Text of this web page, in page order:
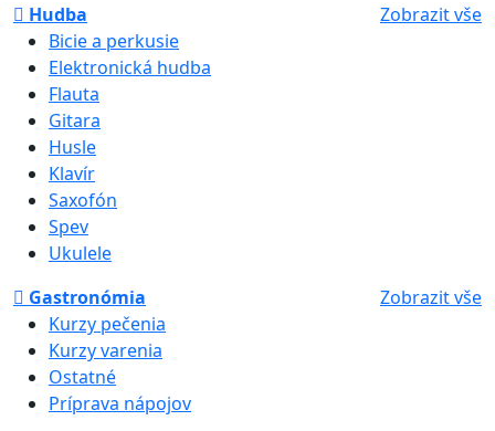
Hudba
Zobrazit vše
Bicie a perkusie
Elektronická hudba
Flauta
Gitara
Husle
Klavír
Saxofón
Spev
Ukulele
Gastronómia
Zobrazit vše
Kurzy pečenia
Kurzy varenia
Ostatné
Príprava nápojov